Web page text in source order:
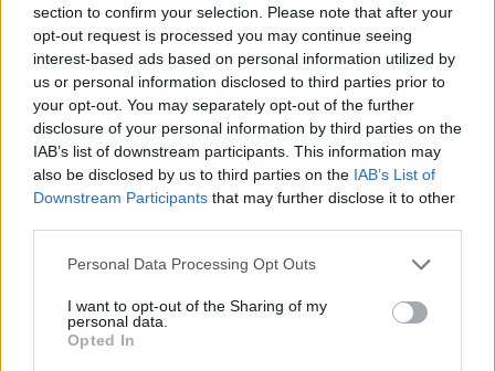
section to confirm your selection. Please note that after your
opt-out request is processed you may continue seeing
interest-based ads based on personal information utilized by
us or personal information disclosed to third parties prior to
your opt-out. You may separately opt-out of the further
disclosure of your personal information by third parties on the
IAB’s list of downstream participants. This information may
also be disclosed by us to third parties on the IAB’s List of
Downstream Participants that may further disclose it to other
Personal Data Processing Opt Outs
I want to opt-out of the Sharing of my
personal data.
Opted In
0 - 0
Squalificato 0 - 0%
Infortunato 0 - 0
Inutilizzato 38 - 100 %
Scarica riepilogo
stagionale